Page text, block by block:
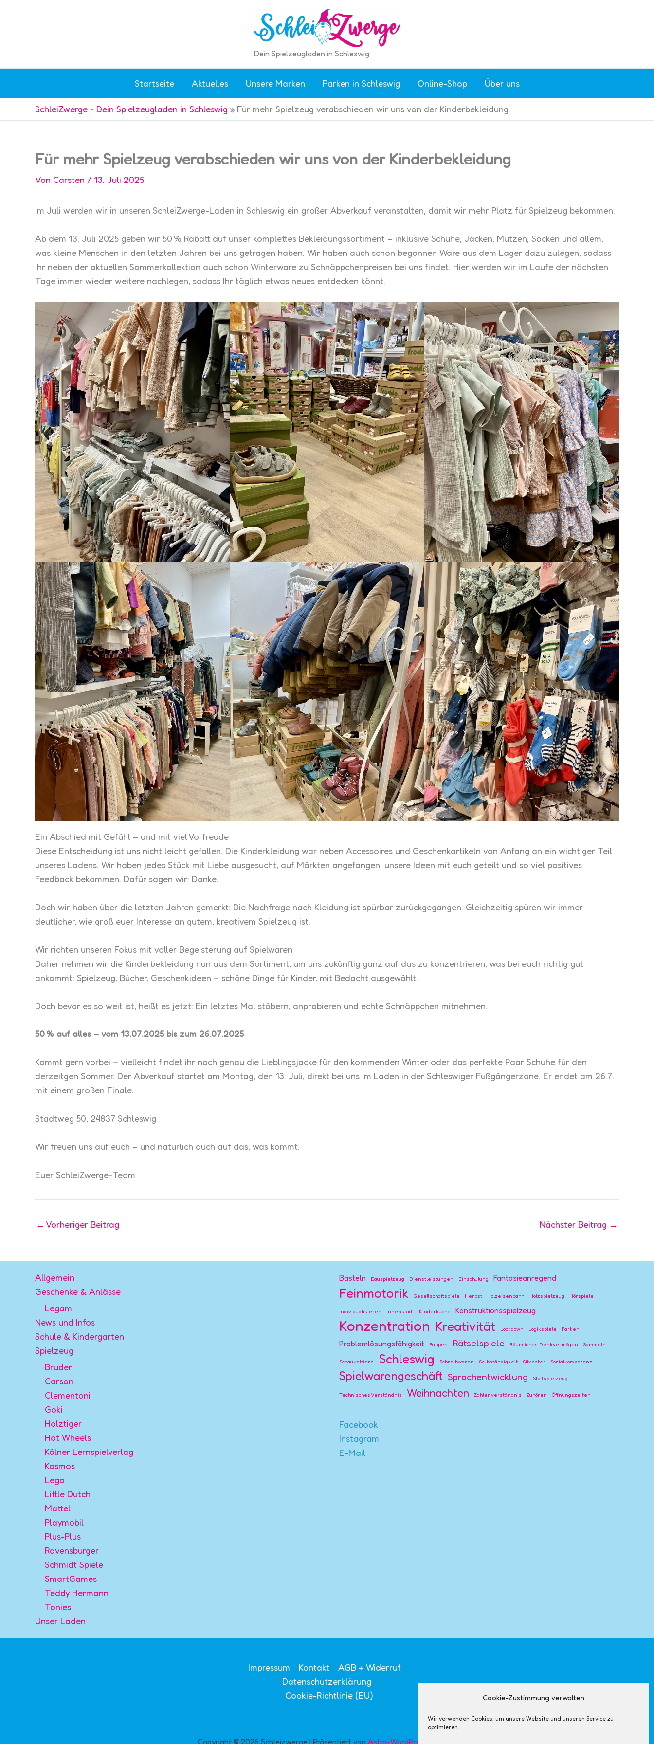
Cookie-Zustimmung verwalten
Wir verwenden Cookies, um unsere Website und unseren Service zu
optimieren.
Dein Spielzeugladen in Schleswig
Startseite Aktuelles Unsere Marken Parken in Schleswig Online-Shop Über uns
SchleiZwerge - Dein Spielzeugladen in Schleswig » Für mehr Spielzeug verabschieden wir uns von der Kinderbekleidung
Für mehr Spielzeug verabschieden wir uns von der Kinderbekleidung
Von Carsten / 13. Juli 2025
Im Juli werden wir in unseren SchleiZwerge-Laden in Schleswig ein großer Abverkauf veranstalten, damit wir mehr Platz für Spielzeug bekommen:
Ab dem 13. Juli 2025 geben wir 50 % Rabatt auf unser komplettes Bekleidungssortiment – inklusive Schuhe, Jacken, Mützen, Socken und allem,
was kleine Menschen in den letzten Jahren bei uns getragen haben. Wir haben auch schon begonnen Ware aus dem Lager dazu zulegen, sodass
Ihr neben der aktuellen Sommerkollektion auch schon Winterware zu Schnäppchenpreisen bei uns findet. Hier werden wir im Laufe der nächsten
Tage immer wieder weitere nachlegen, sodass Ihr täglich etwas neues entdecken könnt.
Ein Abschied mit Gefühl – und mit viel Vorfreude
Diese Entscheidung ist uns nicht leicht gefallen. Die Kinderkleidung war neben Accessoires und Geschenkartikeln von Anfang an ein wichtiger Teil
unseres Ladens. Wir haben jedes Stück mit Liebe ausgesucht, auf Märkten angefangen, unsere Ideen mit euch geteilt und so viel positives
Feedback bekommen. Dafür sagen wir: Danke.
Doch wir haben über die letzten Jahren gemerkt: Die Nachfrage nach Kleidung ist spürbar zurückgegangen. Gleichzeitig spüren wir immer
deutlicher, wie groß euer Interesse an gutem, kreativem Spielzeug ist.
Wir richten unseren Fokus mit voller Begeisterung auf Spielwaren
Daher nehmen wir die Kinderbekleidung nun aus dem Sortiment, um uns zukünftig ganz auf das zu konzentrieren, was bei euch richtig gut
ankommt: Spielzeug, Bücher, Geschenkideen – schöne Dinge für Kinder, mit Bedacht ausgewählt.
Doch bevor es so weit ist, heißt es jetzt: Ein letztes Mal stöbern, anprobieren und echte Schnäppchen mitnehmen.
50 % auf alles – vom 13.07.2025 bis zum 26.07.2025
Kommt gern vorbei – vielleicht findet ihr noch genau die Lieblingsjacke für den kommenden Winter oder das perfekte Paar Schuhe für den
derzeitgen Sommer. Der Abverkauf startet am Montag, den 13. Juli, direkt bei uns im Laden in der Schleswiger Fußgängerzone. Er endet am 26.7.
mit einem großen Finale.
Stadtweg 50, 24837 Schleswig
Wir freuen uns auf euch – und natürlich auch auf das, was kommt.
Euer SchleiZwerge-Team
← Vorheriger Beitrag Nächster Beitrag →
Allgemein
Geschenke & Anlässe
Legami
News und Infos
Schule & Kindergarten
Spielzeug
Bruder
Carson
Clementoni
Goki
Holztiger
Hot Wheels
Kölner Lernspielverlag
Kosmos
Lego
Little Dutch
Mattel
Playmobil
Plus-Plus
Ravensburger
Schmidt Spiele
SmartGames
Teddy Hermann
Tonies
Unser Laden
Basteln Bauspielzeug Dienstleistungen Einschulung Fantasieanregend
Feinmotorik Gesellschaftspiele Herbst Holzeisenbahn Holzspielzeug Hörspiele
Individualisieren Innenstadt Kinderküche Konstruktionsspielzeug
Konzentration Kreativität Lockdown Logikspiele Parken
Problemlösungsfähigkeit Puppen Rätselspiele Räumliches Denkvermögen Sammeln
Schaukeltiere Schleswig Schreibwaren Selbständigkeit Silvester Sozialkompetenz
Spielwarengeschäft Sprachentwicklung Stoffspielzeug
Technisches Verständnis Weihnachten Zahlenverständnis Zuhören Öffnungszeiten
Facebook
Instagram
E-Mail
Impressum Kontakt
AGB + Widerruf
Datenschutzerklärung
Cookie-Richtlinie (EU)
Copyright © 2026 Schleizwerge | Präsentiert von Astra-WordPress-Theme